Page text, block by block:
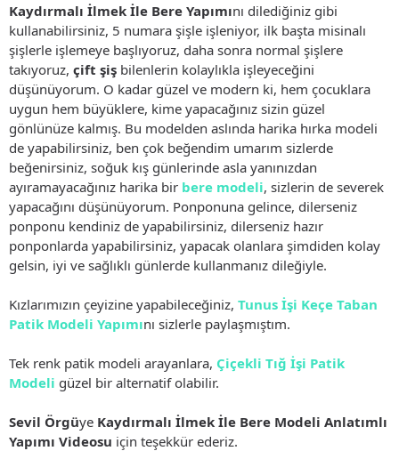
Kaydırmalı İlmek İle Bere Yapımını dilediğiniz gibi
kullanabilirsiniz, 5 numara şişle işleniyor, ilk başta misinalı
şişlerle işlemeye başlıyoruz, daha sonra normal şişlere
takıyoruz, çift şiş bilenlerin kolaylıkla işleyeceğini
düşünüyorum. O kadar güzel ve modern ki, hem çocuklara
uygun hem büyüklere, kime yapacağınız sizin güzel
gönlünüze kalmış. Bu modelden aslında harika hırka modeli
de yapabilirsiniz, ben çok beğendim umarım sizlerde
beğenirsiniz, soğuk kış günlerinde asla yanınızdan
ayıramayacağınız harika bir bere modeli, sizlerin de severek
yapacağını düşünüyorum. Ponponuna gelince, dilerseniz
ponponu kendiniz de yapabilirsiniz, dilerseniz hazır
ponponlarda yapabilirsiniz, yapacak olanlara şimdiden kolay
gelsin, iyi ve sağlıklı günlerde kullanmanız dileğiyle.
Kızlarımızın çeyizine yapabileceğiniz, Tunus İşi Keçe Taban
Patik Modeli Yapımını sizlerle paylaşmıştım.
Tek renk patik modeli arayanlara, Çiçekli Tığ İşi Patik
Modeli güzel bir alternatif olabilir.
Sevil Örgüye Kaydırmalı İlmek İle Bere Modeli Anlatımlı
Yapımı Videosu için teşekkür ederiz.